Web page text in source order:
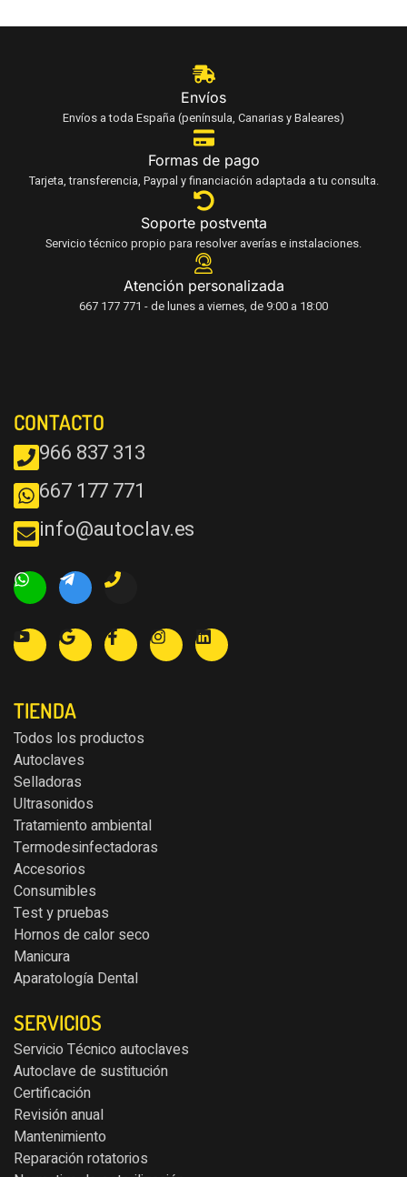
Envíos
Envíos a toda España (península, Canarias y Baleares)
Formas de pago
Tarjeta, transferencia, Paypal y financiación adaptada a tu consulta.
Soporte postventa
Servicio técnico propio para resolver averías e instalaciones.
Atención personalizada
667 177 771 - de lunes a viernes, de 9:00 a 18:00
CONTACTO
966 837 313
667 177 771
info@autoclav.es
TIENDA
Todos los productos
Autoclaves
Selladoras
Ultrasonidos
Tratamiento ambiental
Termodesinfectadoras
Accesorios
Consumibles
Test y pruebas
Hornos de calor seco
Manicura
Aparatología Dental
SERVICIOS
Servicio Técnico autoclaves
Autoclave de sustitución
Certificación
Revisión anual
Mantenimiento
Reparación rotatorios